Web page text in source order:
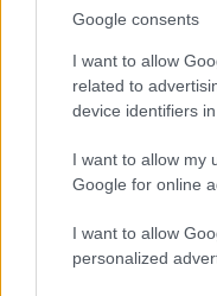
Google consents
I want to allow
related to
device identifiers in
I want to allow my
Google for online
I want to allow
personalized
2026.06.22. Kiss Lajos